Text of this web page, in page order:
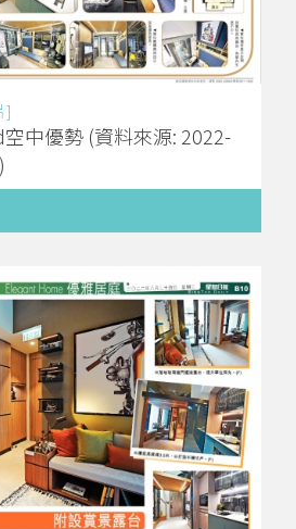
]
中優勢 (資料來源: 2022-